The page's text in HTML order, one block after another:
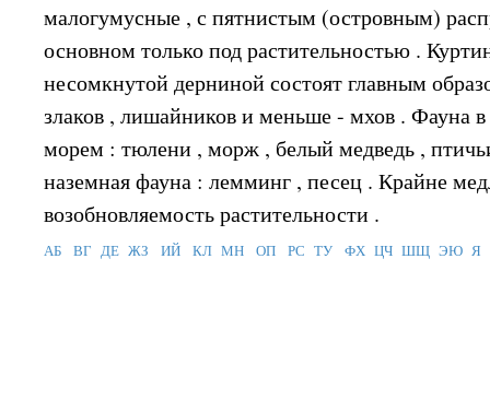
малогумусные , с пятнистым (островным)
основном только под растительностью .
несомкнутой дерниной состоят главным
злаков , лишайников и меньше - мхов . Фауна в
морем : тюлени , морж , белый медведь ,
наземная фауна : лемминг , песец . Крайне
возобновляемость растительности .
АБ ВГ ДЕ ЖЗ ИЙ КЛ МН ОП РС ТУ ФХ ЦЧ ШЩ ЭЮ Я